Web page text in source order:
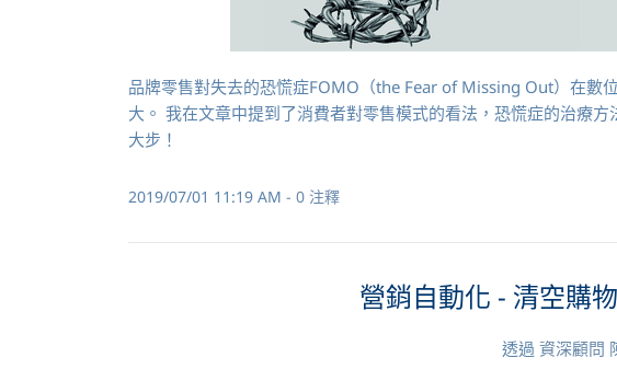
品牌零售對失去的恐慌症FOMO（the Fear of Missing Out）在數
大。 我在文章中提到了消費者對零售模式的看法，恐慌症的治療
大步！
2019/07/01 11:19 AM - 0 注釋
營銷自動化 - 清空購
透過 資深顧問